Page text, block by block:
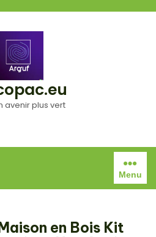
avenir plus vert
Menu
en Bois Kit